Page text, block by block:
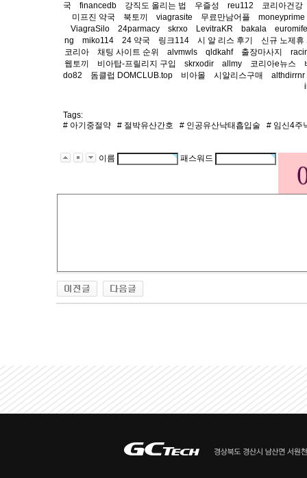
국
financedb 강직도 올리는 법 우즐성 reu112
코리아건강
미프진 약국
북토끼 viagrasite 무료만남어플
moneyprime
ViagraSilo
24parmacy skrxo LevitraKR bakala
ng
miko114 24 약국 링크114 시 알 리스 후기
신규 노제
코리아
채팅 사이트 순위 alvmwls qldkahf 출장마사지
웹토끼
비아탑-프릴리지 구입 skrxodir allmy 코리아e뉴스
do82
돔클럽 DOMCLUB.top 비아몰 시알리스구매
althdirrnr
Tags:
# 아기중절약 # 절박유산간호 # 인공유산낙태흡입술 # 임신4주
이름 패스워드